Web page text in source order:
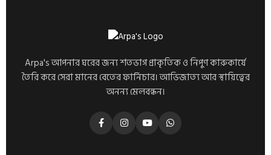
Arpa's আপনার ঘরের জন্য শতভাগ প্রাকৃতিক ও নিপুণ কারুকার্যে
তৈরি করে সেরা মানের বেতের ফার্নিচার। আভিজাত্য আর স্থায়িত্বের
অনন্য মেলবন্ধন।